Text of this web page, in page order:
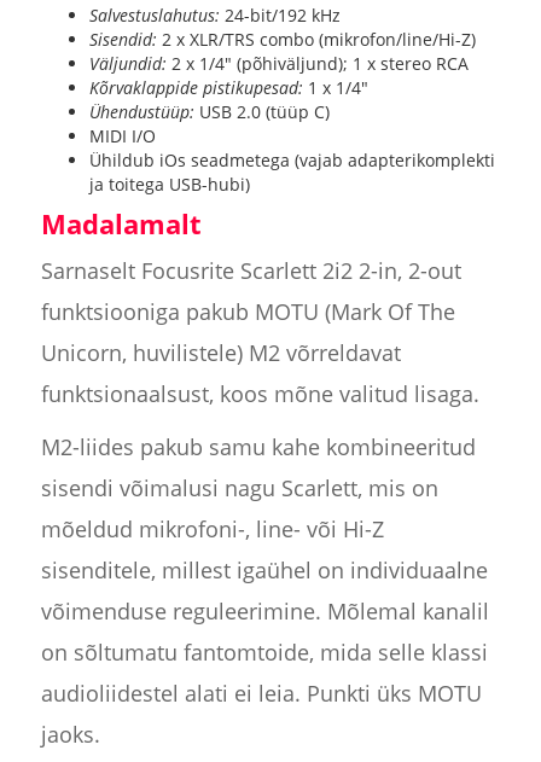
Salvestuslahutus: 24-bit/192 kHz
Sisendid: 2 x XLR/TRS combo (mikrofon/line/Hi-Z)
Väljundid: 2 x 1/4" (põhiväljund); 1 x stereo RCA
Kõrvaklappide pistikupesad: 1 x 1/4"
Ühendustüüp: USB 2.0 (tüüp C)
MIDI I/O
Ühildub iOs seadmetega (vajab adapterikomplekti
ja toitega USB-hubi)
Madalamalt
Sarnaselt Focusrite Scarlett 2i2 2-in, 2-out
funktsiooniga pakub MOTU (Mark Of The
Unicorn, huvilistele) M2 võrreldavat
funktsionaalsust, koos mõne valitud lisaga.
M2-liides pakub samu kahe kombineeritud
sisendi võimalusi nagu Scarlett, mis on
mõeldud mikrofoni-, line- või Hi-Z
sisenditele, millest igaühel on individuaalne
võimenduse reguleerimine. Mõlemal kanalil
on sõltumatu fantomtoide, mida selle klassi
audioliidestel alati ei leia. Punkti üks MOTU
jaoks.